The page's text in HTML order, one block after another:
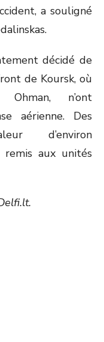
a souligné
décidé de
de Koursk, où
n’ont
aérienne. Des
d’environ
aux unités